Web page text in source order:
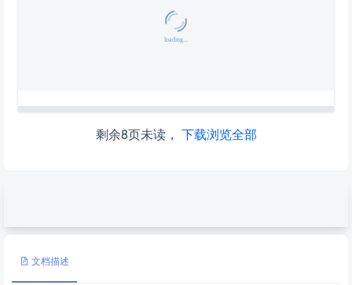
剩余8页未读， 下载浏览全部
文档描述